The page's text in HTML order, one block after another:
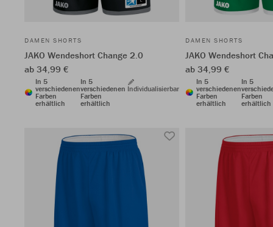
DAMEN SHORTS
JAKO Wendeshort Change 2.0
ab 34,99 €
In 5
verschiedenen
Farben
erhältlich
In 5
verschiedenen
Farben
erhältlich
Individualisierbar
DAMEN SHORTS
JAKO Wendeshort
ab 34,99 €
In 5
verschiedenen
Farben
erhältlich
In 5
Farben
erhältlich